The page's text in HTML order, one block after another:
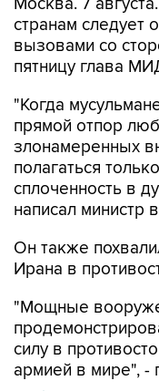
Москва. 7
странам следует
вызовами со
пятницу глава
"Когда
прямой отпор
злонамеренных
полагаться
сплоченность в
написал министр
Он также
Ирана в
"Мощные
силу в
армией в мире", -